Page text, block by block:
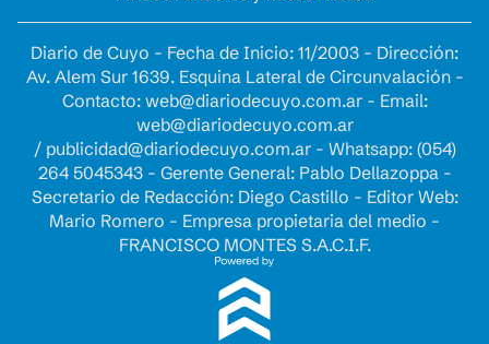
Diario de Cuyo - Fecha de Inicio: 11/2003 - Dirección:
Av. Alem Sur 1639. Esquina Lateral de Circunvalación -
Contacto: web@diariodecuyo.com.ar- Email:
web@diariodecuyo.com.ar
/ publicidad@diariodecuyo.com.ar- Whatsapp: (054)
264 5045343 - Gerente General: Pablo Dellazoppa -
Secretario de Redacción: Diego Castillo - Editor Web:
Mario Romero - Empresa propietaria del medio -
FRANCISCO MONTES S.A.C.I.F.